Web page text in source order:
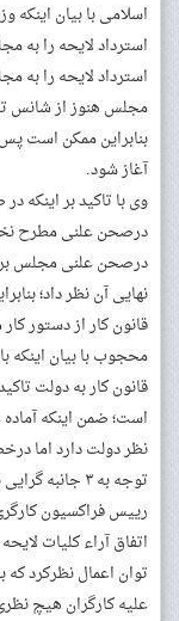
اسلامی با بیان
استرداد لایحه را به
استرداد لایحه را به
مجلس هنوز از شانس
بنابراین ممکن است
آغاز شود.
وی با تاکید بر اینکه
درصحن علنی مطرح
درصحن علنی مجلس
نهایی آن نظر داد؛
قانون کار از دستور
محجوب با بیان
قانون کار به دولت
است؛ ضمن اینکه
نظر دولت دارد اما
توجه به ۳ جانبه گرایی بررسی لایحه اصلاح قانون کار امکان پذیر نیست.
رییس فراکسیون
اتفاق آراء کلیات
توان اعمال نظرکرد که
علیه کارگران هیچ